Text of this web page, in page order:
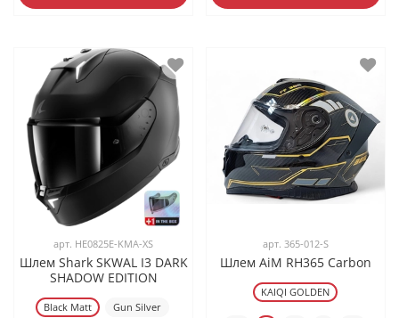
арт. HE0825E-KMA-XS
Шлем Shark SKWAL I3 DARK
SHADOW EDITION
Black Matt Gun Silver
арт. 365-012-S
Шлем AiM RH365 Carbon
KAIQI GOLDEN